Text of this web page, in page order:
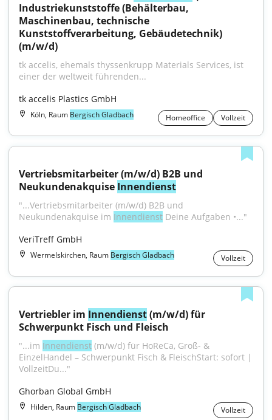
Industriekunststoffe (Behälterbau,
Maschinenbau, technische
Kunststoffverarbeitung, Gebäudetechnik)
(m/w/d)
tk accelis, ehemals thyssenkrupp Materials Services, ist
einer der weltweit führenden...
tk accelis Plastics GmbH
Köln, Raum Bergisch Gladbach Homeoffice Vollzeit
Vertriebsmitarbeiter (m/w/d) B2B und
Neukundenakquise Innendienst
"...Vertriebsmitarbeiter (m/w/d) B2B und
Neukundenakquise im Innendienst Deine Aufgaben •..."
VeriTreff GmbH
Wermelskirchen, Raum Bergisch Gladbach Vollzeit
Vertriebler im Innendienst (m/w/d) für
Schwerpunkt Fisch und Fleisch
"...im Innendienst (m/w/d) für HoReCa, Groß- &
EinzelHandel – Schwerpunkt Fisch & FleischStart: sofort |
VollzeitDu..."
Ghorban Global GmbH
Hilden, Raum Bergisch Gladbach Vollzeit